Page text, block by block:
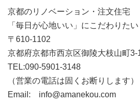
京都のリノベーション・注文住宅
「毎日が心地いい」にこだわりた
〒610-1102
京都府京都市西京区御陵大枝山町3-
TEL:090-5901-3148
（営業の電話は固くお断りします）
Email: info@amanekou.com